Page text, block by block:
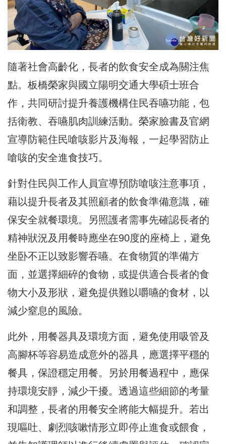
隨著社會高齡化，長者的飲食安全成為關注焦
點。 板橋榮家與國立陽明交通大學碩士班合
作 ，共同研討提升養護機構住民吞嚥功能，包
括衛教、吞嚥肌肉訓練活動。榮家臉書及官網
宣導防範住民嗆咳影片及海報，一起學習防止
嗆咳的安全進食技巧。
針對住民與工作人員宣導預防嗆咳注意事項，
藉以提升長者及其照顧者的飲食準備意識，確
保安全就餐環境。另照護者需事先確認長者的
精神狀況及用餐時應坐在90度的座椅上，避免
坐卧不正以致影響吞嚥。在食物質的準備方
面，並選擇細碎的食物，或提供適合長者的食
物大小及形狀，避免提供難以嚼嚥的食材，以
減少窒息的風險。
此外，用餐器具及環境方面，避免使用吸管及
高腳杯等容易造成意外的器具，應選擇平穩的
餐具，保證穩定用餐。另於用餐過程中，應保
持環境安靜，減少干擾。透過這些細節的考量
和調整，長者的用餐安全將能大幅提升。若出
現嘔吐、劇烈咳嗽情形立即停止進食或餵食 ，